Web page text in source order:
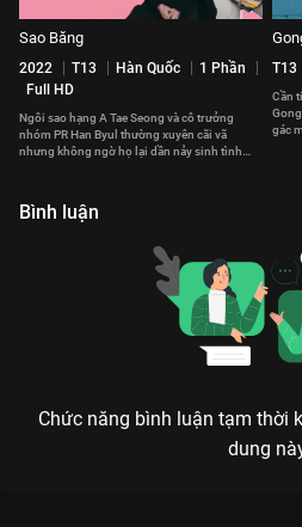
Sao Băng
2022 T13 Hàn Quốc
1 Phần
Full HD
Ngôi sao hạng A Tae Seong và cô trưởng
nhóm PR Han Byul thường xuyên cãi vã
nhưng không ngờ họ lại dần nảy sinh tình
T13
Cần
gác
Bình luận
Chức năng bình luận tạm thời
dung